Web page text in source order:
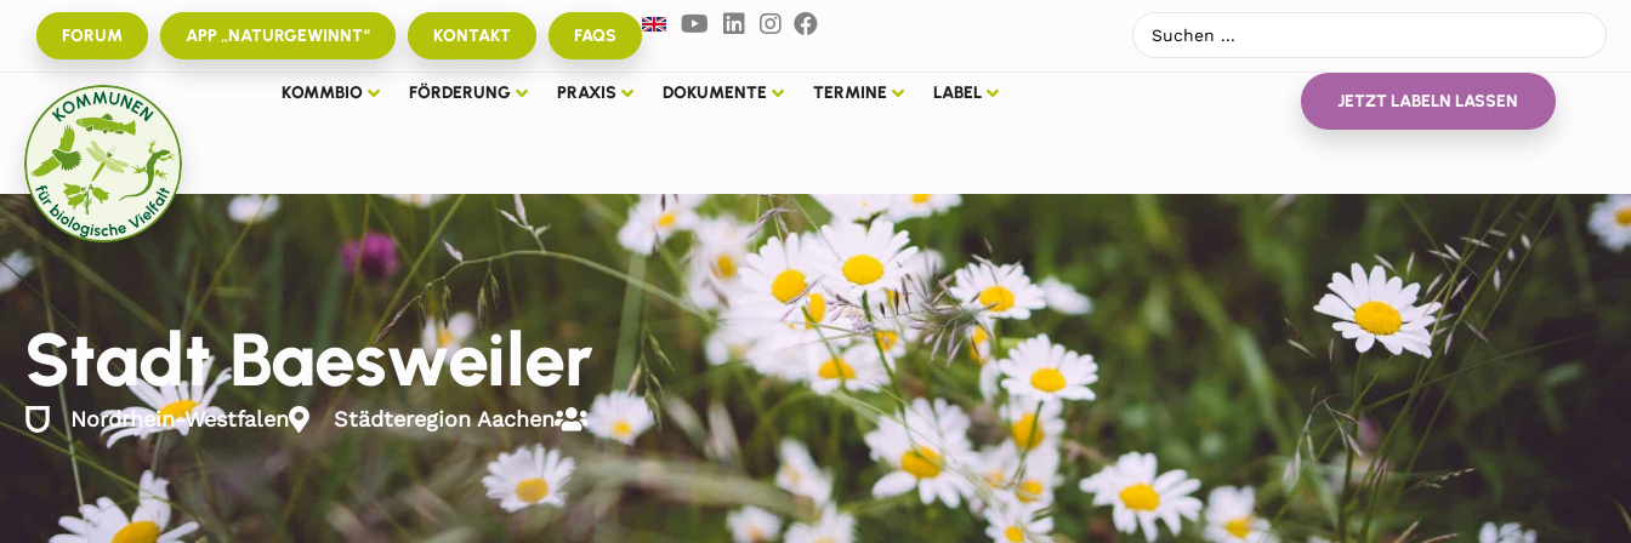
FORUM APP „NATURGEWINNT“ KONTAKT FAQS
KOMMBIO FÖRDERUNG PRAXIS DOKUMENTE TERMINE LABEL JETZT LABELN LASSEN
Stadt Baesweiler
Nordrhein-Westfalen Städteregion Aachen